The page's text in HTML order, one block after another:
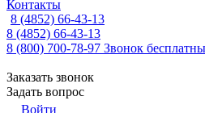
Контакты
8 (4852) 66-43-13
8 (4852) 66-43-13
8 (800) 700-78-97 Звонок
Заказать звонок
Задать вопрос
Войти